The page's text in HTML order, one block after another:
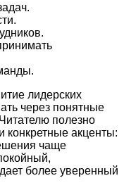
лидерских
через понятные
полезно
конкретные акценты:
чаще
более уверенный